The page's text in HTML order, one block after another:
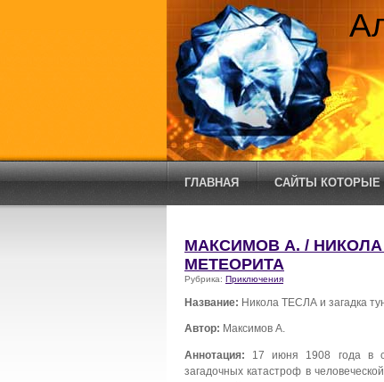
ГЛАВНАЯ САЙТЫ КОТОРЫЕ
МАКСИМОВ А. / НИКОЛА
МЕТЕОРИТА
Рубрика: Приключения
Название: Никола ТЕСЛА и загадка
Автор: Максимов А.
Аннотация: 17 июня 1908 года в
загадочных катастроф в